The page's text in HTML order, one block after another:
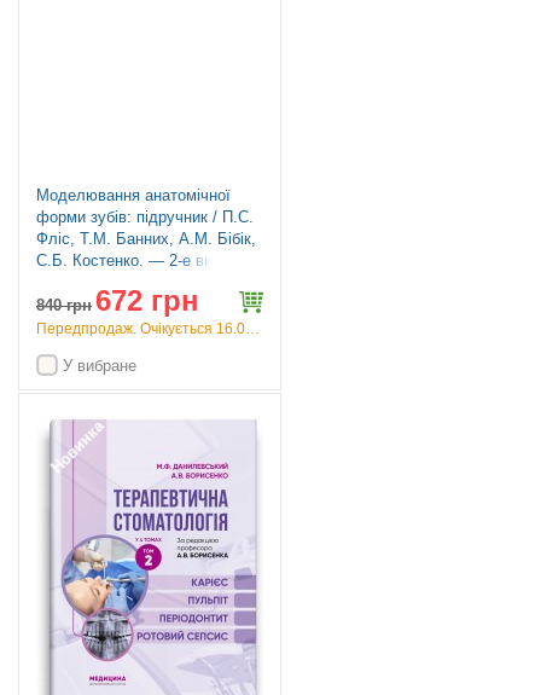
Моделювання анатомічної
форми зубів: підручник / П.С.
Фліс, Т.М. Банних, А.М. Бібік,
С.Б. Костенко. — 2-е видання
840грн 672 грн
Передпродаж. Очікується 16.09.26
У вибране
Новинка